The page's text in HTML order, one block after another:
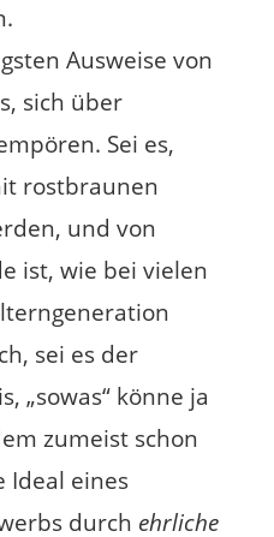
Ausweise von
sich über
Sei es,
rostbraunen
und von
ist, wie bei vielen
sei es der
„sowas“ könne ja
zumeist schon
Ideal eines
durch ehrliche